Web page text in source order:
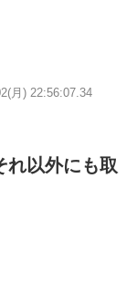
月) 22:56:07.34
れ以外にも取